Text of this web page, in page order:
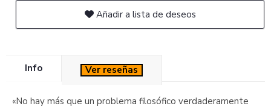
Añadir a lista de deseos
Info Ver reseñas
«No hay más que un problema filosófico verdaderamente